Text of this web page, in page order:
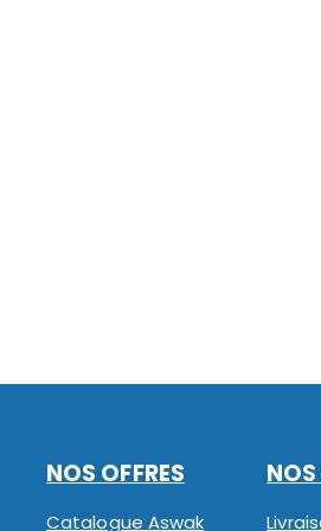
NOS OFFRES
Catalogue Aswak
NOS